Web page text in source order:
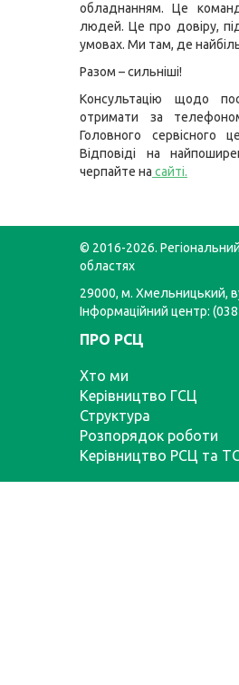
обладнанням. Це
людей. Це про довіру,
умовах. Ми там, де
Разом – сильніші!
Консультацію щодо
отримати за
Головного
Відповіді на
черпайте на сайті.
© 2016-2026.
областях
29000, м. Хмельницький,
Інформаційний центр:
ПРО РСЦ
Хто ми
Керівництво ГСЦ
Структура
Розпорядок роботи
Керівництво РСЦ та